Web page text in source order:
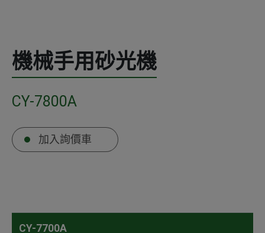
機械手用砂光機
CY-7800A
加入詢價車
CY-7700A